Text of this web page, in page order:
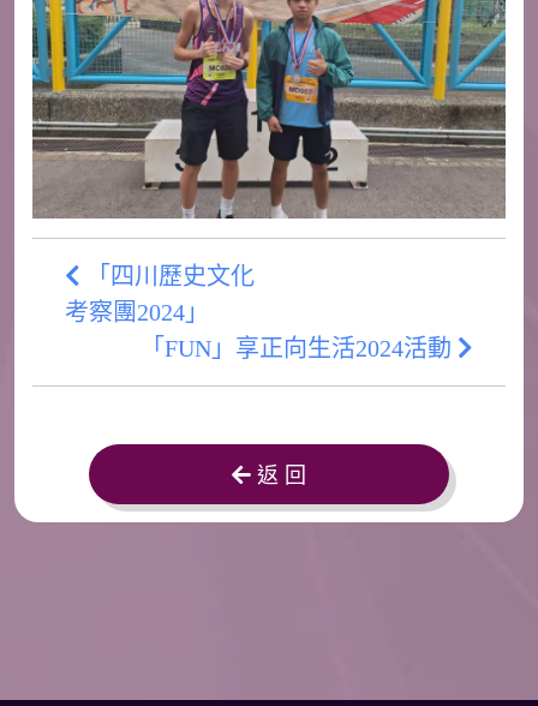
「四川歷史文化
考察團2024」
「FUN」享正向生活2024活動
返 回